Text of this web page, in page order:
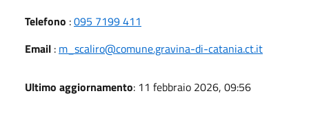
Telefono :095 7199 411
Email : m_scaliro@comune.gravina-di-catania.ct.it
Ultimo aggiornamento: 11 febbraio 2026, 09:56